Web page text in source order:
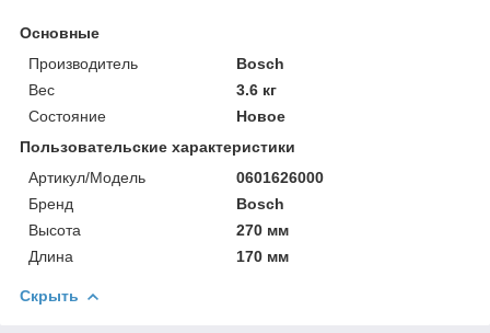
Основные
Производитель
Bosch
Вес
3.6 кг
Состояние
Новое
Пользовательские характеристики
Артикул/Модель
0601626000
Бренд
Bosch
Высота
270 мм
Длина
170 мм
Скрыть